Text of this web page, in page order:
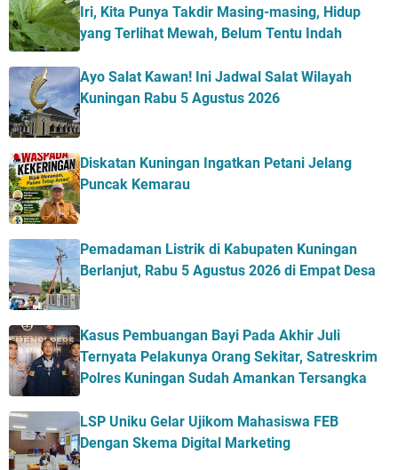
Iri, Kita Punya Takdir Masing-masing, Hidup
yang Terlihat Mewah, Belum Tentu Indah
Ayo Salat Kawan! Ini Jadwal Salat Wilayah
Kuningan Rabu 5 Agustus 2026
Diskatan Kuningan Ingatkan Petani Jelang
Puncak Kemarau
Pemadaman Listrik di Kabupaten Kuningan
Berlanjut, Rabu 5 Agustus 2026 di Empat Desa
Kasus Pembuangan Bayi Pada Akhir Juli
Ternyata Pelakunya Orang Sekitar, Satreskrim
Polres Kuningan Sudah Amankan Tersangka
LSP Uniku Gelar Ujikom Mahasiswa FEB
Dengan Skema Digital Marketing